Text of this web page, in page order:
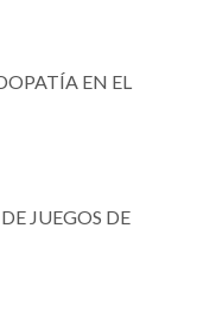
EN EL
JUEGOS DE